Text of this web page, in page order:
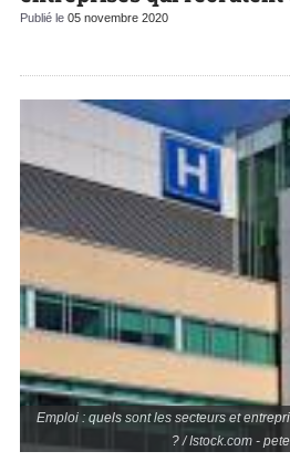
Publié le 05 novembre 2020
Emploi : quels sont les secteurs et
? / Istock.com -